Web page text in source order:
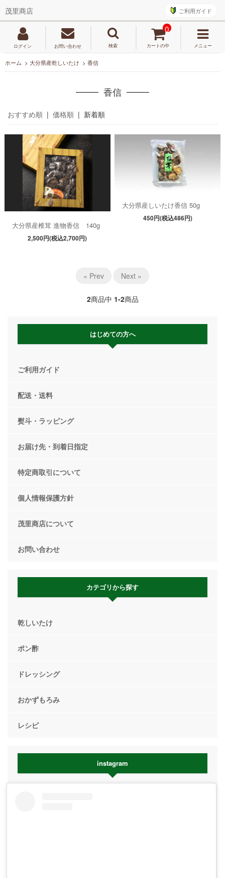
茂里商店 ご利用ガイド
ログイン お問い合わせ 検索 カートの中
0
メニュー
ホーム > 大分県産乾しいたけ > 香信
香信
おすすめ順 | 価格順 | 新着順
大分県産椎茸 進物香信 140g
2,500円(税込2,700円)
大分県産しいたけ香信 50g
450円(税込486円)
« Prev Next »
2商品中 1-2商品
はじめての方へ
ご利用ガイド
配送・送料
熨斗・ラッピング
お届け先・到着日指定
特定商取引について
個人情報保護方針
茂里商店について
お問い合わせ
カテゴリから探す
乾しいたけ
ポン酢
ドレッシング
おかずもろみ
レシピ
instagram